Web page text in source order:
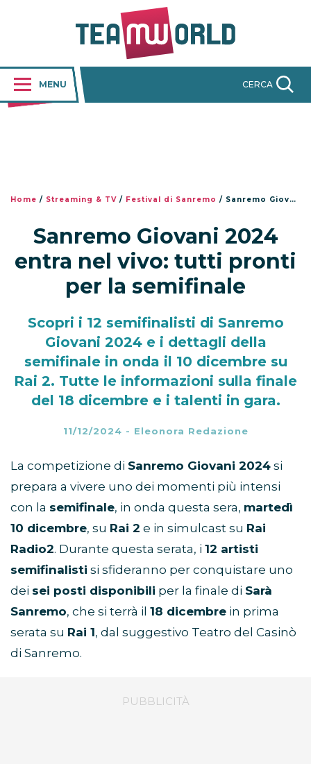
MENU CERCA
Home / Streaming & TV / Festival di Sanremo / Sanremo Giovani 2024 entra nel vivo: tutti pronti per la semifinale
Sanremo Giovani 2024
entra nel vivo: tutti pronti
per la semifinale
Scopri i 12 semifinalisti di Sanremo
Giovani 2024 e i dettagli della
semifinale in onda il 10 dicembre su
Rai 2. Tutte le informazioni sulla finale
del 18 dicembre e i talenti in gara.
11/12/2024 - Eleonora Redazione
La competizione di Sanremo Giovani 2024 si
prepara a vivere uno dei momenti più intensi
con la semifinale, in onda questa sera, martedì
10 dicembre, su Rai 2 e in simulcast su Rai
Radio2. Durante questa serata, i 12 artisti
semifinalisti si sfideranno per conquistare uno
dei sei posti disponibili per la finale di Sarà
Sanremo, che si terrà il 18 dicembre in prima
serata su Rai 1, dal suggestivo Teatro del Casinò
di Sanremo.